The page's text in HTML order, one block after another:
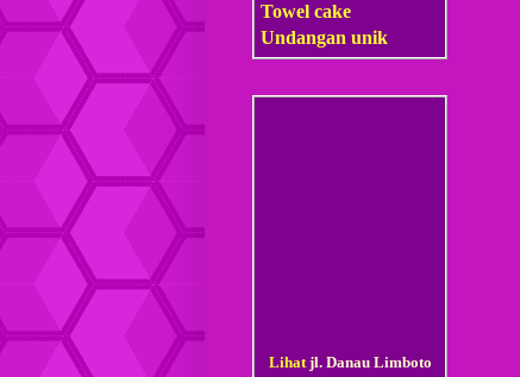
Towel cake
Undangan unik
Lihatjl. Danau Limboto